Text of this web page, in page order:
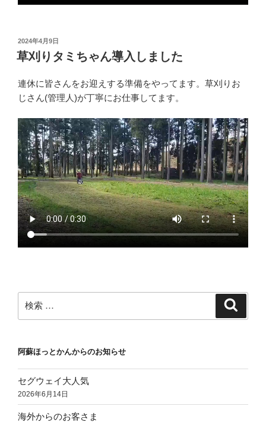
投
稿
日:
2024年4月9日
草刈りタミちゃん導入しました
連休に皆さんをお迎えする準備をやってます。草刈りお
じさん(管理人)が丁寧にお仕事してます。
索:
阿蘇ほっとかんからのお知らせ
セグウェイ大人気
2026年6月14日
海外からのお客さま